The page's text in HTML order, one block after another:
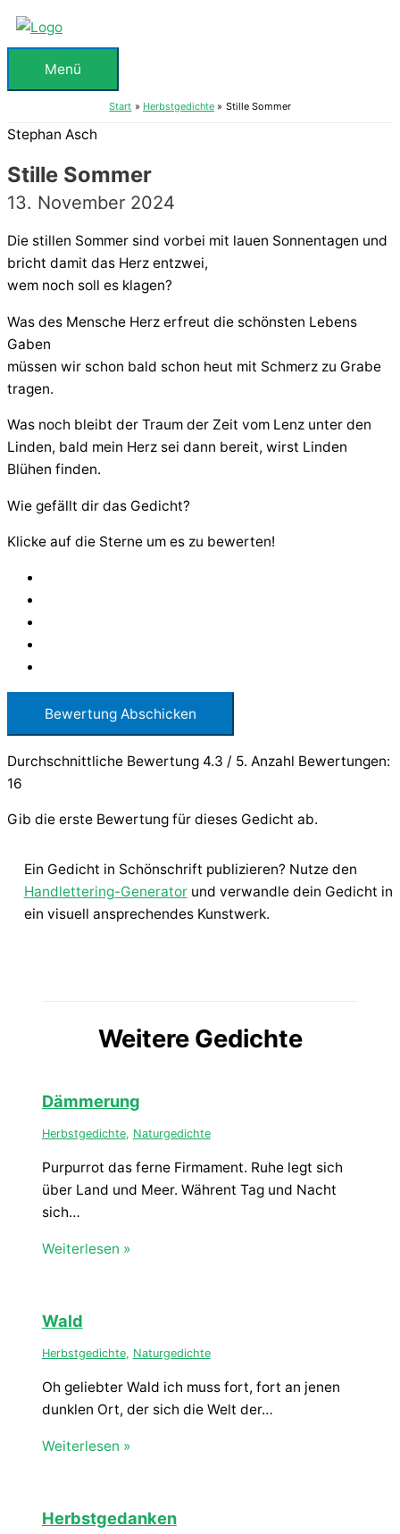
Zum
Inhalt
springenMenü
Menü
Start Herbstgedichte Stille Sommer
Stephan Asch
Stille Sommer
13. November 2024
Die stillen Sommer sind vorbei mit lauen Sonnentagen und
bricht damit das Herz entzwei,
wem noch soll es klagen?
Was des Mensche Herz erfreut die schönsten Lebens
Gaben
müssen wir schon bald schon heut mit Schmerz zu Grabe
tragen.
Was noch bleibt der Traum der Zeit vom Lenz unter den
Linden, bald mein Herz sei dann bereit, wirst Linden
Blühen finden.
Wie gefällt dir das Gedicht?
Klicke auf die Sterne um es zu bewerten!
Bewertung Abschicken
Durchschnittliche Bewertung 4.3 / 5. Anzahl Bewertungen:
16
Gib die erste Bewertung für dieses Gedicht ab.
Ein Gedicht in Schönschrift publizieren? Nutze den
Handlettering-Generatorund verwandle dein Gedicht in
ein visuell ansprechendes Kunstwerk.
Weitere Gedichte
Dämmerung
Herbstgedichte, Naturgedichte
Purpurrot das ferne Firmament. Ruhe legt sich
über Land und Meer. Währent Tag und Nacht
sich…
Weiterlesen »
Wald
Herbstgedichte, Naturgedichte
Oh geliebter Wald ich muss fort, fort an jenen
dunklen Ort, der sich die Welt der…
Weiterlesen »
Herbstgedanken